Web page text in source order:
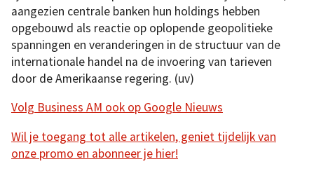
aangezien centrale banken hun holdings hebben
opgebouwd als reactie op oplopende geopolitieke
spanningen en veranderingen in de structuur van de
internationale handel na de invoering van tarieven
door de Amerikaanse regering. (uv)
Volg Business AM ook op Google Nieuws
Wil je toegang tot alle artikelen, geniet tijdelijk van
onze promo en abonneer je hier!